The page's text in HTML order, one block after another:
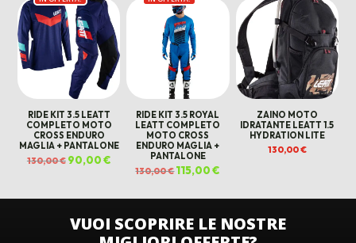
RIDE KIT 3.5 LEATT
COMPLETO MOTO
CROSS ENDURO
MAGLIA + PANTALONE
130,00€ Il
prezzo
90,00€Il
prezzo
attuale
RIDE KIT 3.5 ROYAL
LEATT COMPLETO
MOTO CROSS
ENDURO MAGLIA +
PANTALONE
130,00€Il
prezzo
130,00 €.
115,00€
115,00 €.
ZAINO MOTO
IDRATANTE LEATT 1.5
HYDRATION LITE
130,00€
VUOI SCOPRIRE LE NOSTRE